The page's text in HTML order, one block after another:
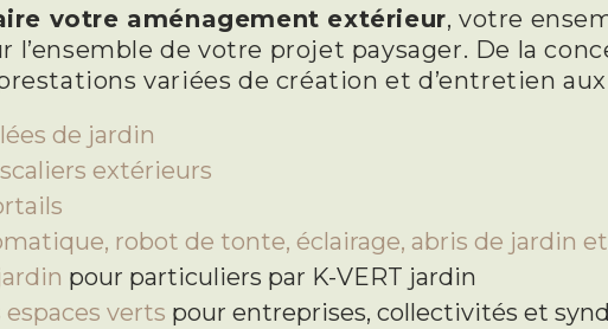
votre aménagement extérieur, votre
l’ensemble de votre projet paysager. De la
variées de création et d’entretien
de jardin
extérieurs
robot de tonte, éclairage, abris de jardin
pour particuliers par K-VERT jardin
verts pour entreprises, collectivités et